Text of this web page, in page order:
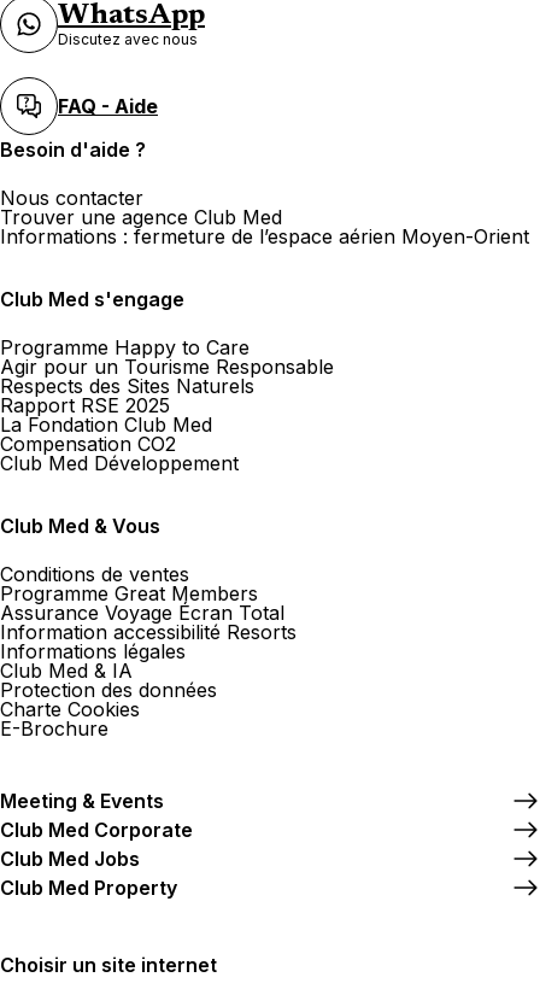
WhatsApp
Discutez avec nous
FAQ - Aide
Besoin d'aide ?
Nous contacter
Trouver une agence Club Med
Informations : fermeture de l’espace aérien Moyen-Orient
Club Med s'engage
Programme Happy to Care
Agir pour un Tourisme Responsable
Respects des Sites Naturels
Rapport RSE 2025
La Fondation Club Med
Compensation CO2
Club Med Développement
Club Med & Vous
Conditions de ventes
Programme Great Members
Assurance Voyage Écran Total
Information accessibilité Resorts
Informations légales
Club Med & IA
Protection des données
Charte Cookies
E-Brochure
Meeting & Events
Club Med Corporate
Club Med Jobs
Club Med Property
Choisir un site internet